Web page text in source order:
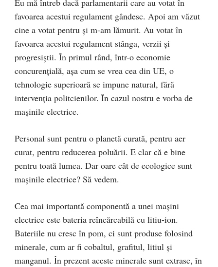
favoarea acestui regulament gândesc. Apoi am văzut
cine a votat pentru și m-am lămurit. Au votat în
favoarea acestui regulament stânga, verzii și
progresiștii. În primul rând, într-o economie
concurențială, așa cum se vrea cea din UE, o
tehnologie superioară se impune natural, fără
intervenția politcienilor. În cazul nostru e vorba de
mașinile electrice.
Personal sunt pentru o planetă curată, pentru aer
curat, pentru reducerea poluării. E clar că e bine
pentru toată lumea. Dar oare cât de ecologice sunt
mașinile electrice? Să vedem.
Cea mai importantă componentă a unei mașini
electrice este bateria reîncărcabilă cu litiu-ion.
Bateriile nu cresc în pom, ci sunt produse folosind
minerale, cum ar fi cobaltul, grafitul, litiul și
manganul. În prezent aceste minerale sunt extrase, în